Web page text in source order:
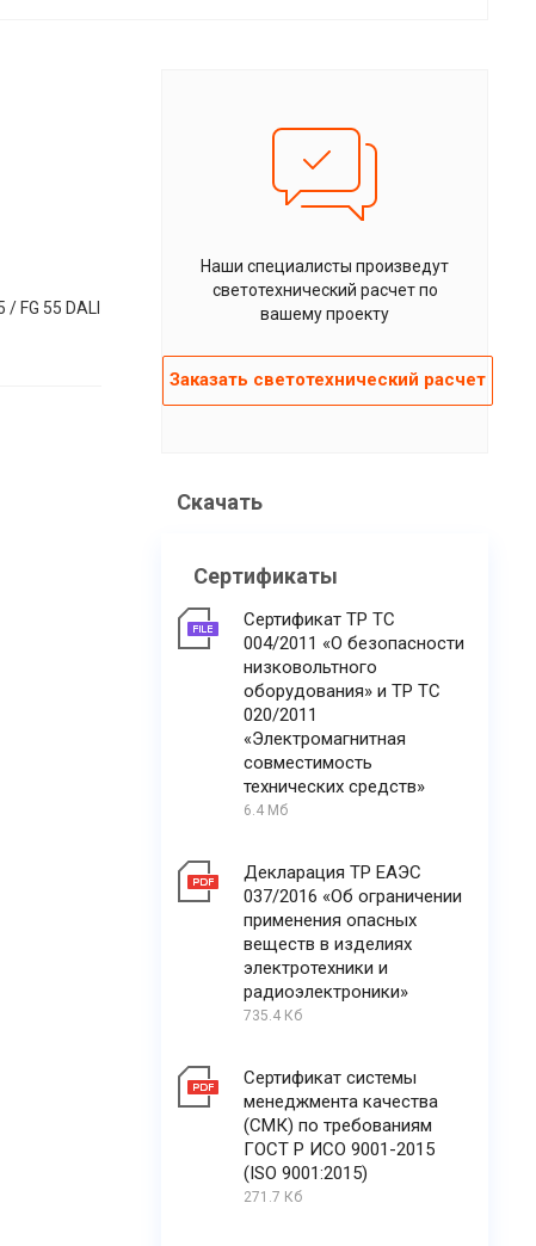
FG 55 DALI
Наши специалисты произведут
светотехнический расчет по
вашему проекту
Заказать светотехнический расчет
Скачать
Сертификаты
Сертификат ТР ТС
004/2011 «О безопасности
низковольтного
оборудования» и ТР ТС
020/2011
«Электромагнитная
совместимость
технических средств»
6.4 Мб
Декларация ТР ЕАЭС
037/2016 «Об ограничении
применения опасных
веществ в изделиях
электротехники и
радиоэлектроники»
735.4 Кб
Сертификат системы
менеджмента качества
(СМК) по требованиям
ГОСТ Р ИСО 9001-2015
(ISO 9001:2015)
271.7 Кб